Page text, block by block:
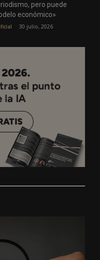
pero puede
económico»
30 julio, 2026